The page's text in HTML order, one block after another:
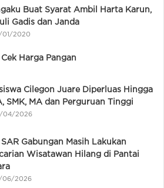
Buat Syarat Ambil Harta Karun,
Gadis dan Janda
01/2020
Harga Pangan
Cilegon Juare Diperluas Hingga
SMK, MA dan Perguruan Tinggi
04/2026
SAR Gabungan Masih Lakukan
Wisatawan Hilang di Pantai
06/2026